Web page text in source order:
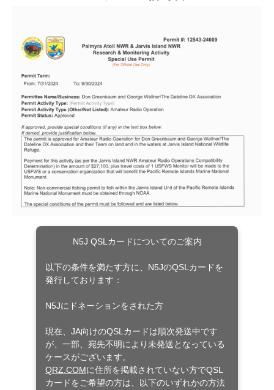
N5J QSLカードについてのご案内
以下の条件を満たす方に、N5JのQSLカードを
発行しております：
N5Jにドネーションをされた方
現在、JA向けのQSLカードは順次発送中です
が、一部、宛先不明により未発送となっている
ケースがございます。
QRZ.COMに住所を掲載されていない方でQSL
カードをご希望の方は、以下のいずれかの方法